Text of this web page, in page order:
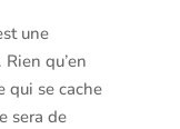
une
qu’en
qui se cache
sera de